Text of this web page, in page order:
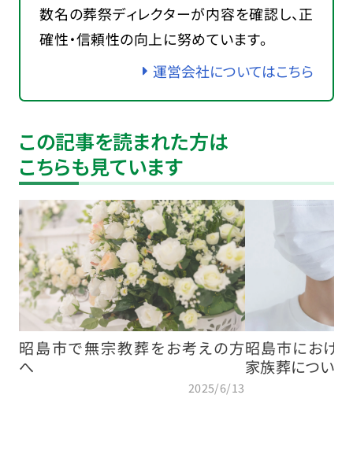
数名の葬祭ディレクターが内容を確認し、正
確性・信頼性の向上に努めています。
運営会社についてはこちら
この記事を読まれた方は
こちらも見ています
昭島市で無宗教葬をお考えの方
へ
2025/6/13
昭島市におけ
家族葬について